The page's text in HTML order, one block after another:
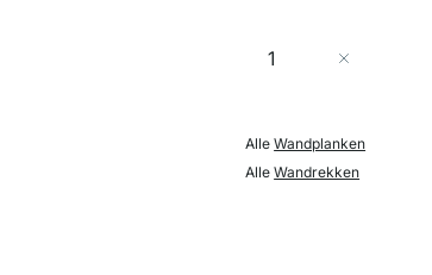
Aantal
AlleWandplanken
AlleWandrekken